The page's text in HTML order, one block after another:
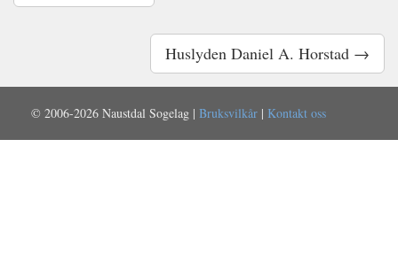
Huslyden Daniel A. Horstad →
© 2006-2026 Naustdal Sogelag | Bruksvilkår | Kontakt oss